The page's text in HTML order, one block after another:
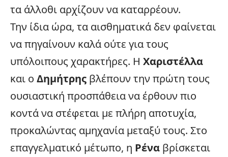
τα άλλοθι αρχίζουν να καταρρέουν.
Την ίδια ώρα, τα αισθηματικά δεν φαίνεται
να πηγαίνουν καλά ούτε για τους
υπόλοιπους χαρακτήρες. Η Χαριστέλλα
και ο Δημήτρης βλέπουν την πρώτη τους
ουσιαστική προσπάθεια να έρθουν πιο
κοντά να στέφεται με πλήρη αποτυχία,
προκαλώντας αμηχανία μεταξύ τους. Στο
επαγγελματικό μέτωπο, η Ρένα βρίσκεται